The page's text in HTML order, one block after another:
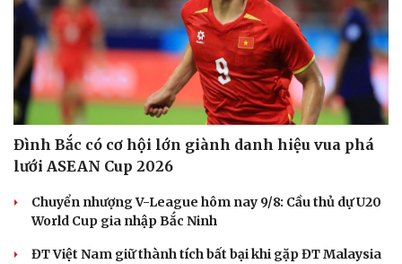
Đình Bắc có cơ hội lớn giành danh hiệu vua phá
lưới ASEAN Cup 2026
Chuyển nhượng V-League hôm nay 9/8: Cầu thủ dự U20
World Cup gia nhập Bắc Ninh
ĐT Việt Nam giữ thành tích bất bại khi gặp ĐT Malaysia